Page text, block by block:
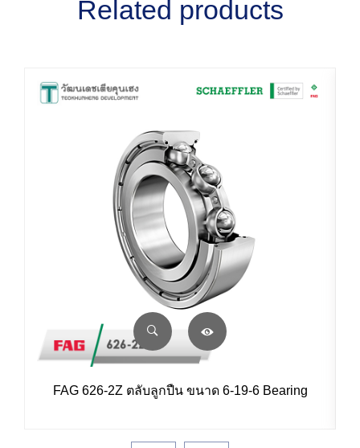
Related products
FAG 626-2Z ตลับลูกปืน ขนาด 6-19-6 Bearing